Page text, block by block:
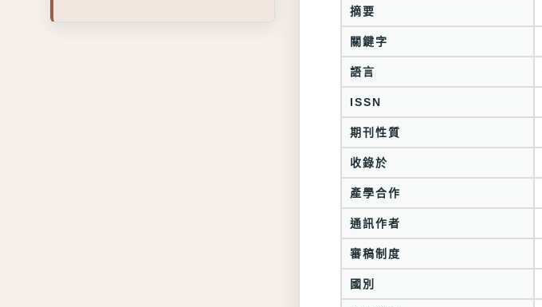
摘要
關鍵字
語言
ISSN
期刊性質
收錄於
產學合作
通訊作者
審稿制度
國別